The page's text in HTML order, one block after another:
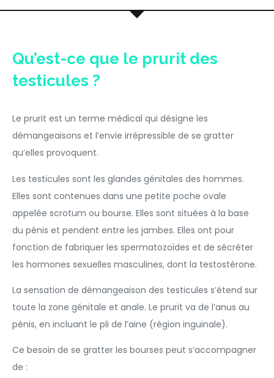
Qu’est-ce que le prurit des
testicules ?
Le prurit est un terme médical qui désigne les
démangeaisons et l’envie irrépressible de se gratter
qu’elles provoquent.
Les testicules sont les glandes génitales des hommes.
Elles sont contenues dans une petite poche ovale
appelée scrotum ou bourse. Elles sont situées à la base
du pénis et pendent entre les jambes. Elles ont pour
fonction de fabriquer les spermatozoïdes et de sécréter
les hormones sexuelles masculines, dont la testostérone.
La sensation de démangeaison des testicules s’étend sur
toute la zone génitale et anale. Le prurit va de l’anus au
pénis, en incluant le pli de l’aine (région inguinale).
Ce besoin de se gratter les bourses peut s’accompagner
de :